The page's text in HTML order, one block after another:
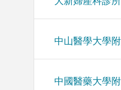
中山醫學大學
中國醫藥大學